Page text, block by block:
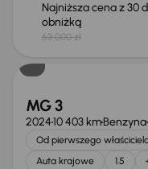
Najniższa cena z 30
obniżką
63 000 zł
Taniej o 2 000 zł
MG 3
202410 403 kmBenzyna
Od pierwszego
Auta krajowe
1.5